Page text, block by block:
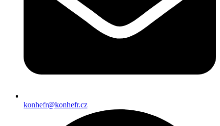
konhefr@konhefr.cz